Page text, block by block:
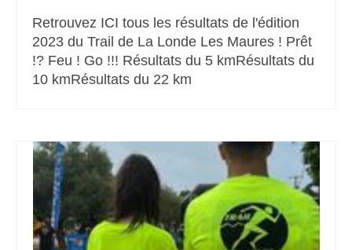
Retrouvez ICI tous les résultats de l'édition
2023 du Trail de La Londe Les Maures ! Prêt
!? Feu ! Go !!! Résultats du 5 kmRésultats du
10 kmRésultats du 22 km